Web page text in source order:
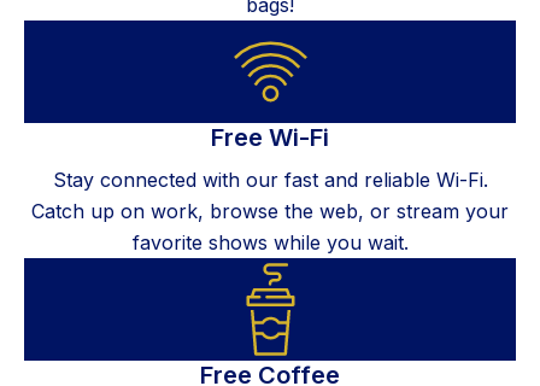
bags!
Free Wi-Fi
Stay connected with our fast and reliable Wi-Fi.
Catch up on work, browse the web, or stream your
favorite shows while you wait.
Free Coffee